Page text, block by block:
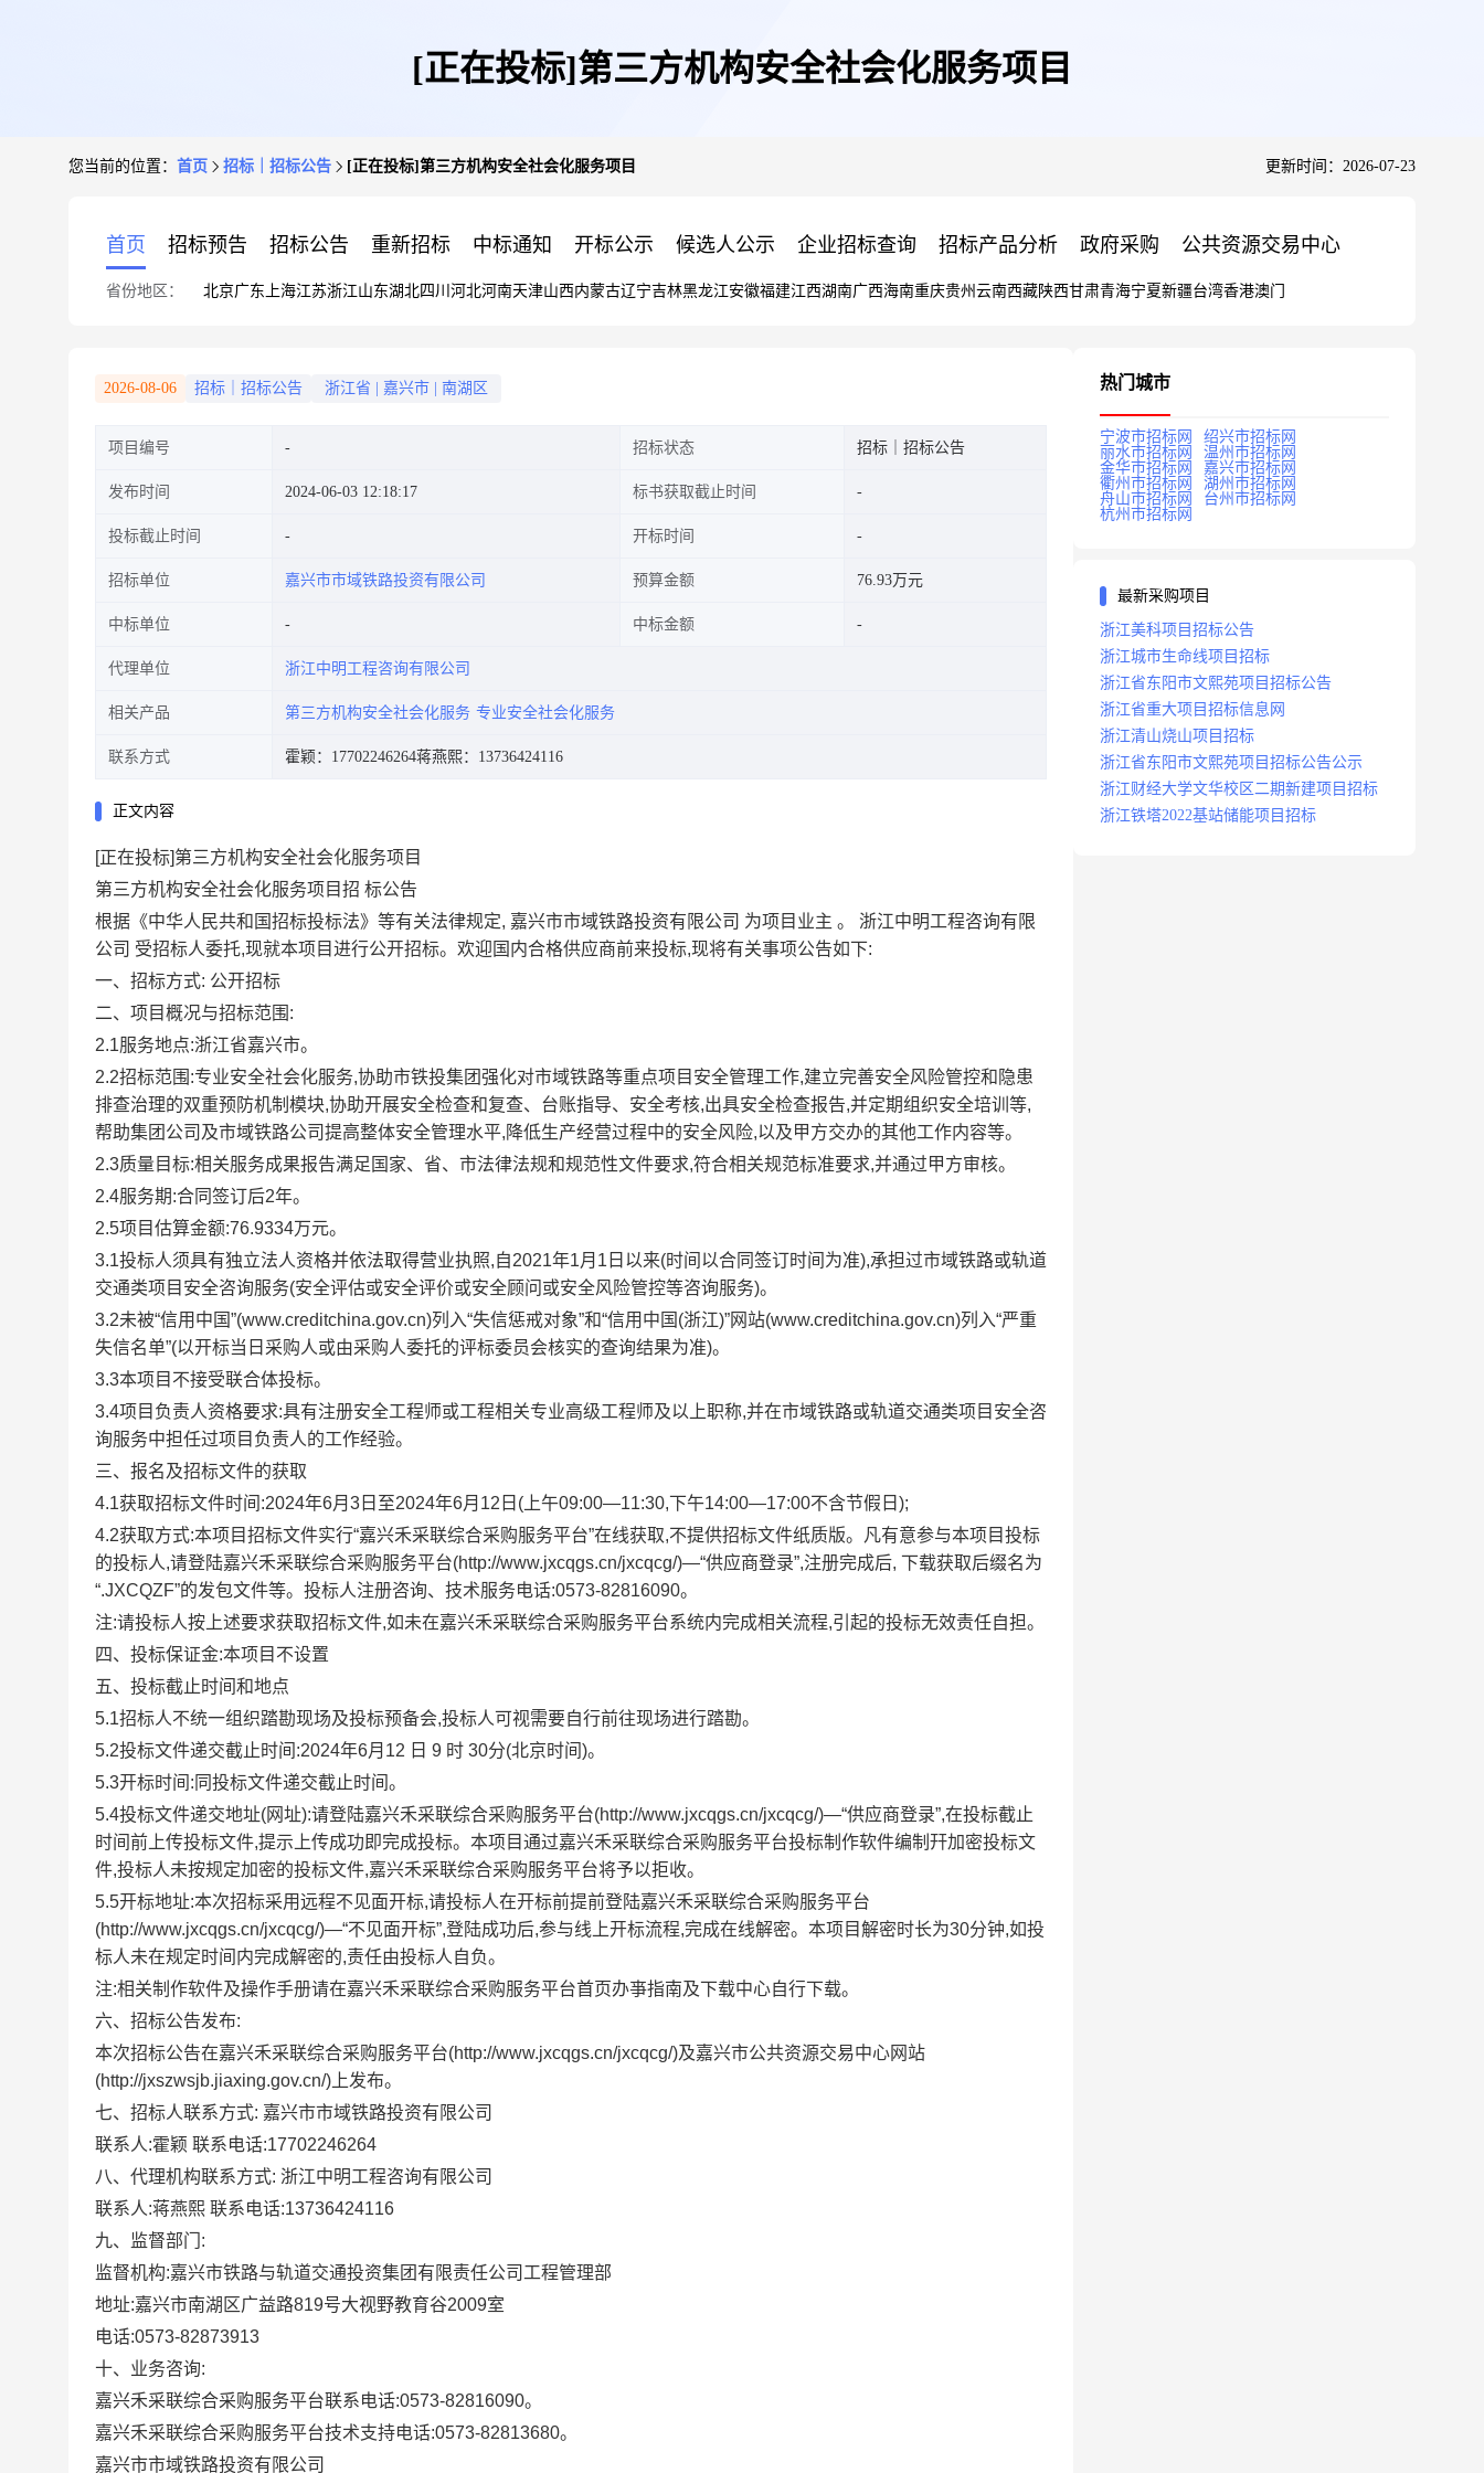
[正在投标]第三方机构安全社会化服务项目
您当前的位置： 首页 招标｜招标公告 [正在投标]第三方机构安全社会化服务项目 更新时间：2026-07-23
首页 招标预告 招标公告 重新招标 中标通知 开标公示 候选人公示 企业招标查询 招标产品分析 政府采购 公共资源交易中心
省份地区： 北京广东 上海江苏浙江山东湖北四川 河北河南天津山西内蒙古辽宁吉林黑龙江安徽福建江西湖南广西海南重庆贵州 云南西藏陕西甘肃青海宁夏新疆台湾香港澳门
2026-08-06 招标｜招标公告 浙江省 嘉兴市 南湖区
项目编号 招标状态 招标｜招标公告
发布时间 2024-06-03 12:18:17 标书获取截止时间
投标截止时间 开标时间
招标单位 嘉兴市市域铁路投资有限公司 预算金额 76.93万元
中标单位 中标金额
代理单位 浙江中明工程咨询有限公司
相关产品 第三方机构安全社会化服务 专业安全社会化服务
联系方式 霍颖：17702246264蒋燕熙：13736424116
正文内容
[正在投标]第三方机构安全社会化服务项目
第三方机构安全社会化服务项目招 标公告
根据《中华人民共和国招标投标法》等有关法律规定, 嘉兴市市域铁路投资有限公司 为项目业主 。 浙江中明工程咨询有限
公司 受招标人委托,现就本项目进行公开招标。欢迎国内合格供应商前来投标,现将有关事项公告如下:
一、招标方式: 公开招标
二、项目概况与招标范围:
2.1服务地点:浙江省嘉兴市。
2.2招标范围:专业安全社会化服务,协助市铁投集团强化对市域铁路等重点项目安全管理工作,建立完善安全风险管控和隐患
排查治理的双重预防机制模块,协助开展安全检查和复查、台账指导、安全考核,出具安全检查报告,并定期组织安全培训等,
帮助集团公司及市域铁路公司提高整体安全管理水平,降低生产经营过程中的安全风险,以及甲方交办的其他工作内容等。
2.3质量目标:相关服务成果报告满足国家、省、市法律法规和规范性文件要求,符合相关规范标准要求,并通过甲方审核。
2.4服务期:合同签订后2年。
2.5项目估算金额:76.9334万元。
3.1投标人须具有独立法人资格并依法取得营业执照,自2021年1月1日以来(时间以合同签订时间为准),承担过市域铁路或轨道
交通类项目安全咨询服务(安全评估或安全评价或安全顾问或安全风险管控等咨询服务)。
3.2未被“信用中国”(www.creditchina.gov.cn)列入“失信惩戒对象”和“信用中国(浙江)”网站(www.creditchina.gov.cn)列入“严重
失信名单”(以开标当日采购人或由采购人委托的评标委员会核实的查询结果为准)。
3.3本项目不接受联合体投标。
3.4项目负责人资格要求:具有注册安全工程师或工程相关专业高级工程师及以上职称,并在市域铁路或轨道交通类项目安全咨
询服务中担任过项目负责人的工作经验。
三、报名及招标文件的获取
4.1获取招标文件时间:2024年6月3日至2024年6月12日(上午09:00—11:30,下午14:00—17:00不含节假日);
4.2获取方式:本项目招标文件实行“嘉兴禾采联综合采购服务平台”在线获取,不提供招标文件纸质版。凡有意参与本项目投标
的投标人,请登陆嘉兴禾采联综合采购服务平台(http://www.jxcqgs.cn/jxcqcg/)—“供应商登录”,注册完成后, 下载获取后缀名为
“.JXCQZF”的发包文件等。投标人注册咨询、技术服务电话:0573-82816090。
注:请投标人按上述要求获取招标文件,如未在嘉兴禾采联综合采购服务平台系统内完成相关流程,引起的投标无效责任自担。
四、投标保证金:本项目不设置
五、投标截止时间和地点
5.1招标人不统一组织踏勘现场及投标预备会,投标人可视需要自行前往现场进行踏勘。
5.2投标文件递交截止时间:2024年6月12 日 9 时 30分(北京时间)。
5.3开标时间:同投标文件递交截止时间。
5.4投标文件递交地址(网址):请登陆嘉兴禾采联综合采购服务平台(http://www.jxcqgs.cn/jxcqcg/)—“供应商登录”,在投标截止
时间前上传投标文件,提示上传成功即完成投标。本项目通过嘉兴禾采联综合采购服务平台投标制作软件编制幵加密投标文
件,投标人未按规定加密的投标文件,嘉兴禾采联综合采购服务平台将予以拒收。
5.5开标地址:本次招标采用远程不见面开标,请投标人在开标前提前登陆嘉兴禾采联综合采购服务平台
(http://www.jxcqgs.cn/jxcqcg/)—“不见面开标”,登陆成功后,参与线上开标流程,完成在线解密。本项目解密时长为30分钟,如投
标人未在规定时间内完成解密的,责任由投标人自负。
注:相关制作软件及操作手册请在嘉兴禾采联综合采购服务平台首页办亊指南及下载中心自行下载。
六、招标公告发布:
本次招标公告在嘉兴禾采联综合采购服务平台(http://www.jxcqgs.cn/jxcqcg/)及嘉兴市公共资源交易中心网站
(http://jxszwsjb.jiaxing.gov.cn/)上发布。
七、招标人联系方式: 嘉兴市市域铁路投资有限公司
联系人:霍颖 联系电话:17702246264
八、代理机构联系方式: 浙江中明工程咨询有限公司
联系人:蒋燕熙 联系电话:13736424116
九、监督部门:
监督机构:嘉兴市铁路与轨道交通投资集团有限责任公司工程管理部
地址:嘉兴市南湖区广益路819号大视野教育谷2009室
电话:0573-82873913
十、业务咨询:
嘉兴禾采联综合采购服务平台联系电话:0573-82816090。
嘉兴禾采联综合采购服务平台技术支持电话:0573-82813680。
嘉兴市市域铁路投资有限公司
热门城市
宁波市招标网
绍兴市招标网
丽水市招标网
温州市招标网
金华市招标网
嘉兴市招标网
衢州市招标网
湖州市招标网
舟山市招标网
台州市招标网
杭州市招标网
最新采购项目
浙江美科项目招标公告
浙江城市生命线项目招标
浙江省东阳市文熙苑项目招标公告
浙江省重大项目招标信息网
浙江清山烧山项目招标
浙江省东阳市文熙苑项目招标公告公示
浙江财经大学文华校区二期新建项目招标
浙江铁塔2022基站储能项目招标